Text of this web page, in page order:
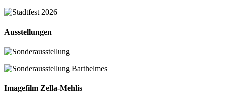
Ausstellungen
Imagefilm Zella-Mehlis